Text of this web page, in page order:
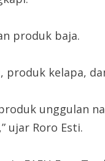
produk baja.
kelapa,
unggulan
ujar Roro Esti.